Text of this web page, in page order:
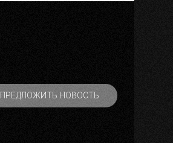
ПРЕДЛОЖИТЬ НОВОСТЬ